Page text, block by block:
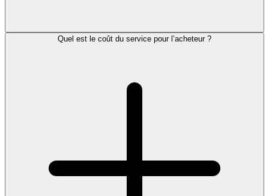
Quel est le coût du service pour l’acheteur ?